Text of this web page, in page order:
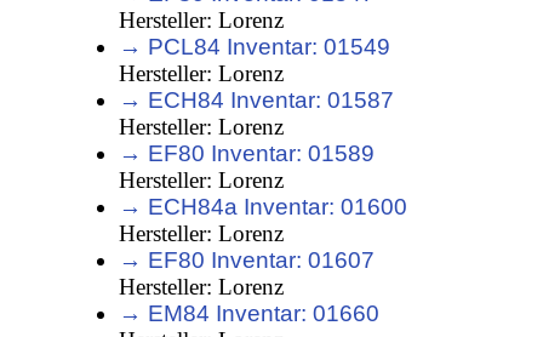
Hersteller: Lorenz
→ PCL84 Inventar: 01549
Hersteller: Lorenz
→ ECH84 Inventar: 01587
Hersteller: Lorenz
→ EF80 Inventar: 01589
Hersteller: Lorenz
→ ECH84a Inventar: 01600
Hersteller: Lorenz
→ EF80 Inventar: 01607
Hersteller: Lorenz
→ EM84 Inventar: 01660